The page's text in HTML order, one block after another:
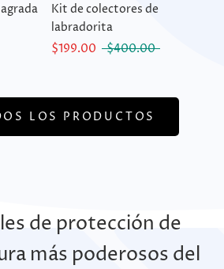
Kit de colectores de
labradorita
$199.00
$400.00
LOS PRODUCTOS
de protección de
más poderosos del